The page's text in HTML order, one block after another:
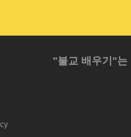
"불교 배우기"는